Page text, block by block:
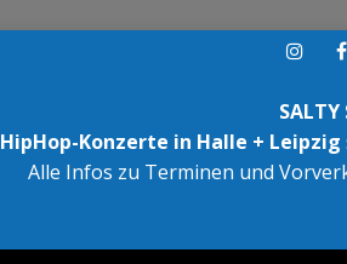
SALTY
HipHop-Konzerte in Halle + Leipzig
Alle Infos zu Terminen und